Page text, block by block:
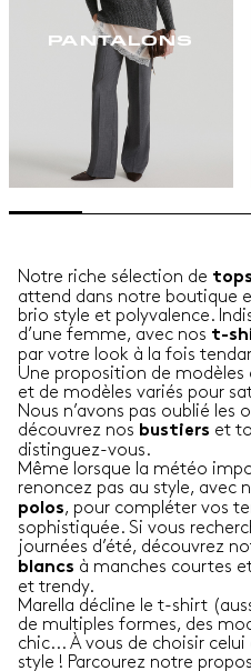
PANTALONS
Notre riche sélection de
attend dans notre boutique
brio style et polyvalence.
d’une femme, avec nos t-
par votre look à la fois
Une proposition de modèles
et de modèles variés pour
Nous n’avons pas oublié les
découvrez nos bustiers et
distinguez-vous.
Même lorsque la météo
renoncez pas au style, avec
polos, pour compléter vos
sophistiquée. Si vous
journées d’été, découvrez
blancs à manches courtes
et trendy.
Marella décline le t-shirt
de multiples formes, des
chic... À vous de choisir
style ! Parcourez notre